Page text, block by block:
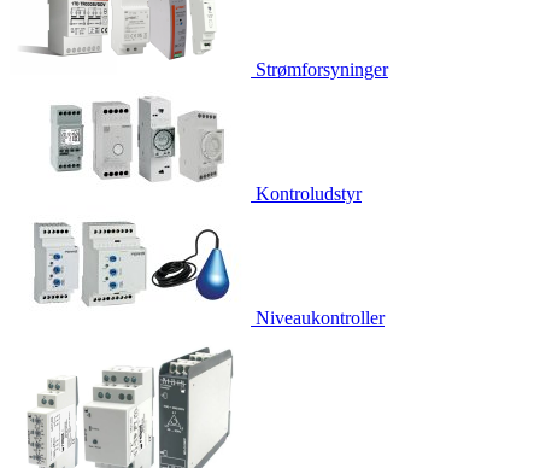
Strømforsyninger
Kontroludstyr
Niveaukontroller